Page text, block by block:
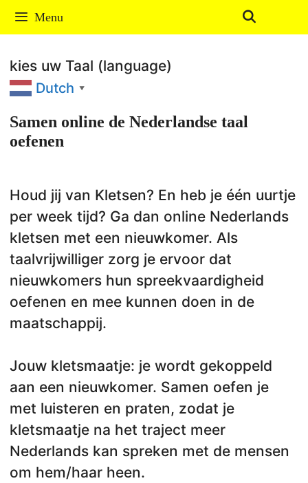
Ga
naar
inhoud
Menu
kies uw Taal (language)
Dutch ▼
Samen online de Nederlandse taal
oefenen
Houd jij van Kletsen? En heb je één uurtje
per week tijd? Ga dan online Nederlands
kletsen met een nieuwkomer. Als
taalvrijwilliger zorg je ervoor dat
nieuwkomers hun spreekvaardigheid
oefenen en mee kunnen doen in de
maatschappij.
Jouw kletsmaatje: je wordt gekoppeld
aan een nieuwkomer. Samen oefen je
met luisteren en praten, zodat je
kletsmaatje na het traject meer
Nederlands kan spreken met de mensen
om hem/haar heen.